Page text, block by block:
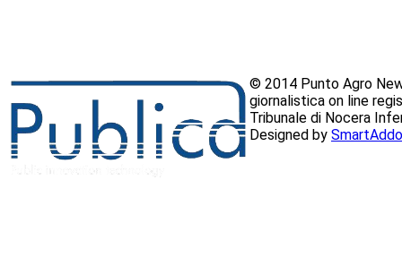
© 2014 Punto Agro
giornalistica on line
Tribunale di Nocera
Designed by